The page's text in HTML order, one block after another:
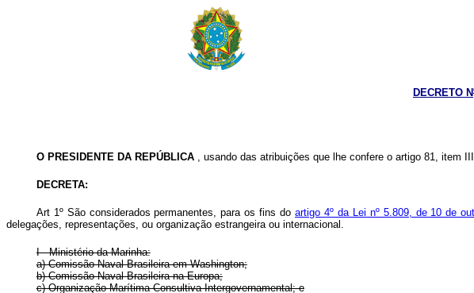
DECRETO N
O PRESIDENTE DA REPÚBLICA , usando das atribuições que lhe confere o artigo 81, item
DECRETA:
Art 1º São considerados permanentes, para os fins doartigo 4º da Lei nº 5.809, de 10 de
delegações, representações, ou organização estrangeira ou internacional.
I - Ministério da Marinha:
a) Comissão Naval Brasileira em Washington;
b) Comissão Naval Brasileira na Europa;
c) Organização Marítima Consultiva Intergovernamental; e